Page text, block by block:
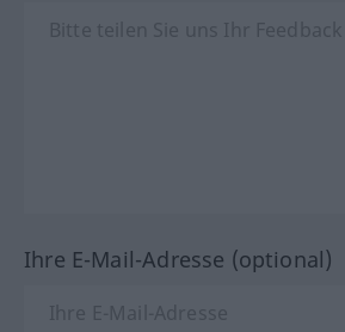
Ihre E-Mail-Adresse (optional)